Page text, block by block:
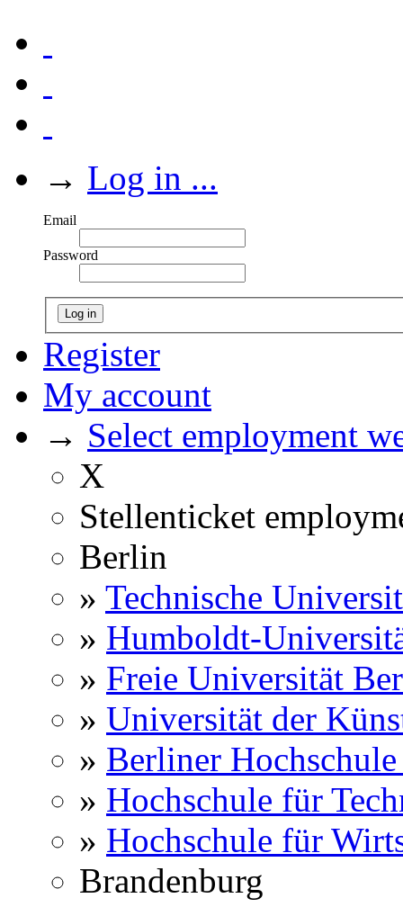
→ Log in ...
Email
Password
Log in
Register
My account
→ Select employment
X
Stellenticket
Berlin
» Technische
» Humboldt-
» Freie Universität
» Universität der
» Berliner
» Hochschule für
» Hochschule für
Brandenburg